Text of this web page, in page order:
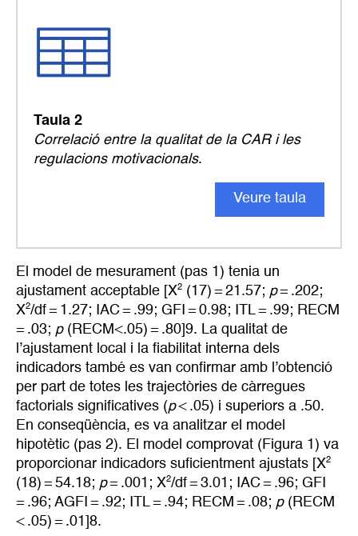
Taula 2
Correlació entre la qualitat de la CAR i les
regulacions motivacionals.
Veure taula
El model de mesurament (pas 1) tenia un
ajustament acceptable [X2 (17) = 21.57; p= .202;
X2/df = 1.27; IAC = .99; GFI = 0.98; ITL = .99; RECM
= .03; p(RECM<.05) = .80]9. La qualitat de
l’ajustament local i la fiabilitat interna dels
indicadors també es van confirmar amb l’obtenció
per part de totes les trajectòries de càrregues
factorials significatives (p< .05) i superiors a .50.
En conseqüència, es va analitzar el model
hipotètic (pas 2). El model comprovat (Figura 1) va
proporcionar indicadors suficientment ajustats [X2
(18) = 54.18; p= .001; X2/df = 3.01; IAC = .96; GFI
= .96; AGFI = .92; ITL = .94; RECM = .08; p(RECM
< .05) = .01]8.